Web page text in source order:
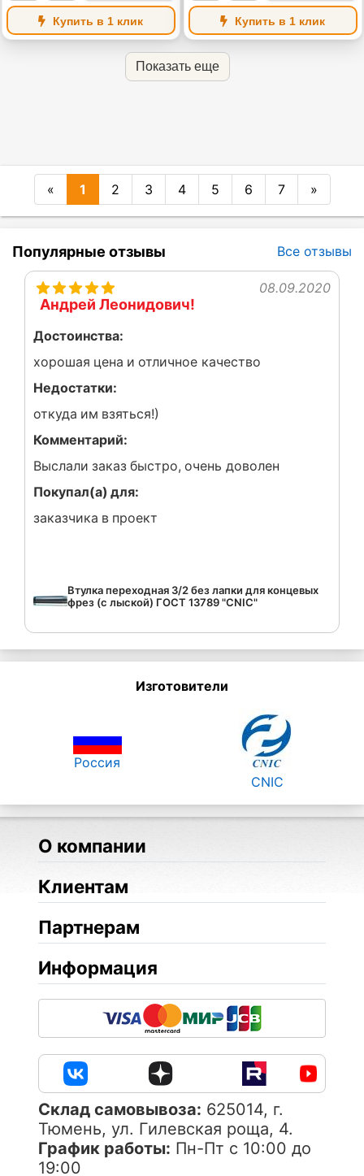
Купить в 1 клик Купить в 1 клик
Показать еще
« 1 2 3 4 5 6 7 »
Популярные отзывы Все отзывы
08.09.2020
Андрей Леонидович!
Достоинства:
хорошая цена и отличное качество
Недостатки:
откуда им взяться!)
Комментарий:
Выслали заказ быстро, очень доволен
Покупал(а) для:
заказчика в проект
Втулка переходная 3/2 без лапки для концевых
фрез (с лыской) ГОСТ 13789 "CNIC"
Изготовители
Россия
CNIC
О компании
Клиентам
Партнерам
Информация
Cклад самовывоза: 625014, г.
Тюмень, ул. Гилевская роща, 4.
График работы: Пн-Пт с 10:00 до
19:00